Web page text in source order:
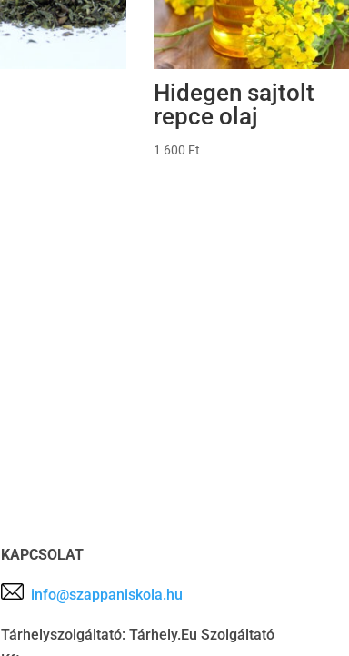
Hidegen sajtolt
repce olaj
1 600 Ft
KAPCSOLAT
info@szappaniskola.hu
Tárhelyszolgáltató: Tárhely.Eu Szolgáltató